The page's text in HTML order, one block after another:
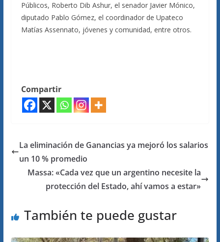
Públicos, Roberto Dib Ashur, el senador Javier Mónico,
diputado Pablo Gómez, el coordinador de Upateco
Matías Assennato, jóvenes y comunidad, entre otros.
Compartir
La eliminación de Ganancias ya mejoró los salarios
un 10 % promedio
Massa: «Cada vez que un argentino necesite la
protección del Estado, ahí vamos a estar»
También te puede gustar